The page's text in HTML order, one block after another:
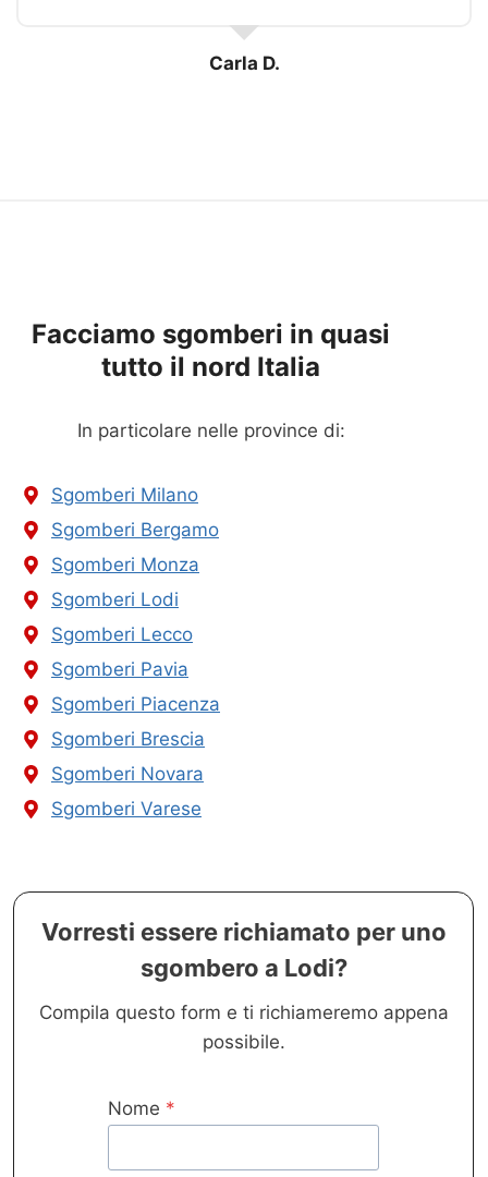
Carla D.
Facciamo sgomberi in quasi
tutto il nord Italia
In particolare nelle province di:
Sgomberi Milano
Sgomberi Bergamo
Sgomberi Monza
Sgomberi Lodi
Sgomberi Lecco
Sgomberi Pavia
Sgomberi Piacenza
Sgomberi Brescia
Sgomberi Novara
Sgomberi Varese
Vorresti essere richiamato per uno
sgombero a Lodi?
Compila questo form e ti richiameremo appena
possibile.
Nome *